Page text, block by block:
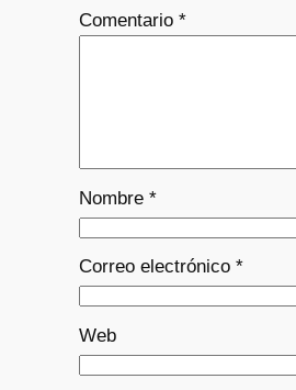
Comentario *
Nombre *
Correo electrónico *
Web